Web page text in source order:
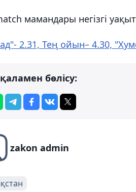
мамандары негізгі
2.31, Тең ойын– 4.30,
бөлісу:
zakon admin